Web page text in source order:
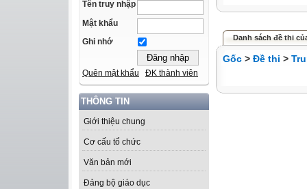
Tên truy nhập
Mật khẩu
Ghi nhớ
Quên mật khẩu ĐK thành viên
THÔNG TIN
Giới thiệu chung
Cơ cấu tổ chức
Văn bản mới
Đảng bộ giáo dục
Danh sách đề thi
Gốc > Đề thi >